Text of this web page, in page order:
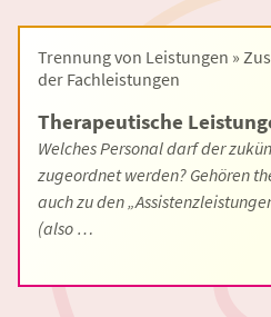
Trennung von Leistungen »
der Fachleistungen
Therapeutische
Welches Personal darf der
zugeordnet werden? Gehören
auch zu den
(also …